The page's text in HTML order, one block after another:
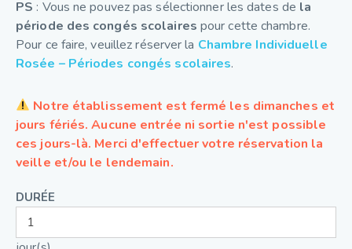
PS : Vous ne pouvez pas sélectionner les dates de la
période des congés scolaires pour cette chambre.
Pour ce faire, veuillez réserver la Chambre Individuelle
Rosée – Périodes congés scolaires.
Notre établissement est fermé les dimanches et
jours fériés. Aucune entrée ni sortie n'est possible
ces jours-là. Merci d'effectuer votre réservation la
veille et/ou le lendemain.
DURÉE